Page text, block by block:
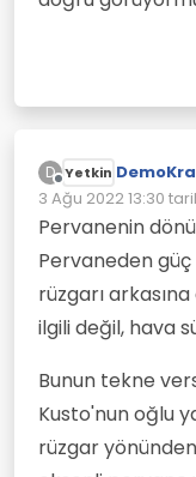
D
Çevrimdışı
Yetkin
3 Ağu 2022 13:30
Son düzenleyen:
Pervanenin
Pervaneden
rüzgarı
ilgili değil, hava
Bunun tekne
Kusto'nun oğlu
rüzgar